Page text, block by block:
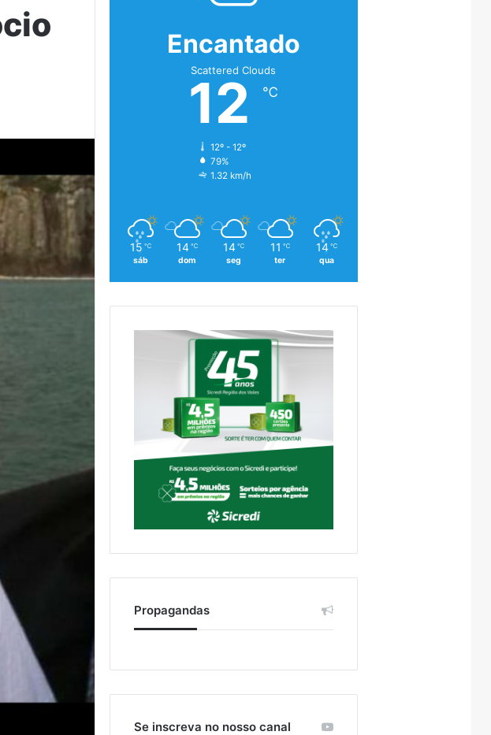
Encantado
Scattered Clouds
12 ℃
12º - 12º
79%
1.32 km/h
15 ℃
sáb
14 ℃
dom
14 ℃
seg
11 ℃
ter
14 ℃
qua
Propagandas
Se inscreva no nosso canal